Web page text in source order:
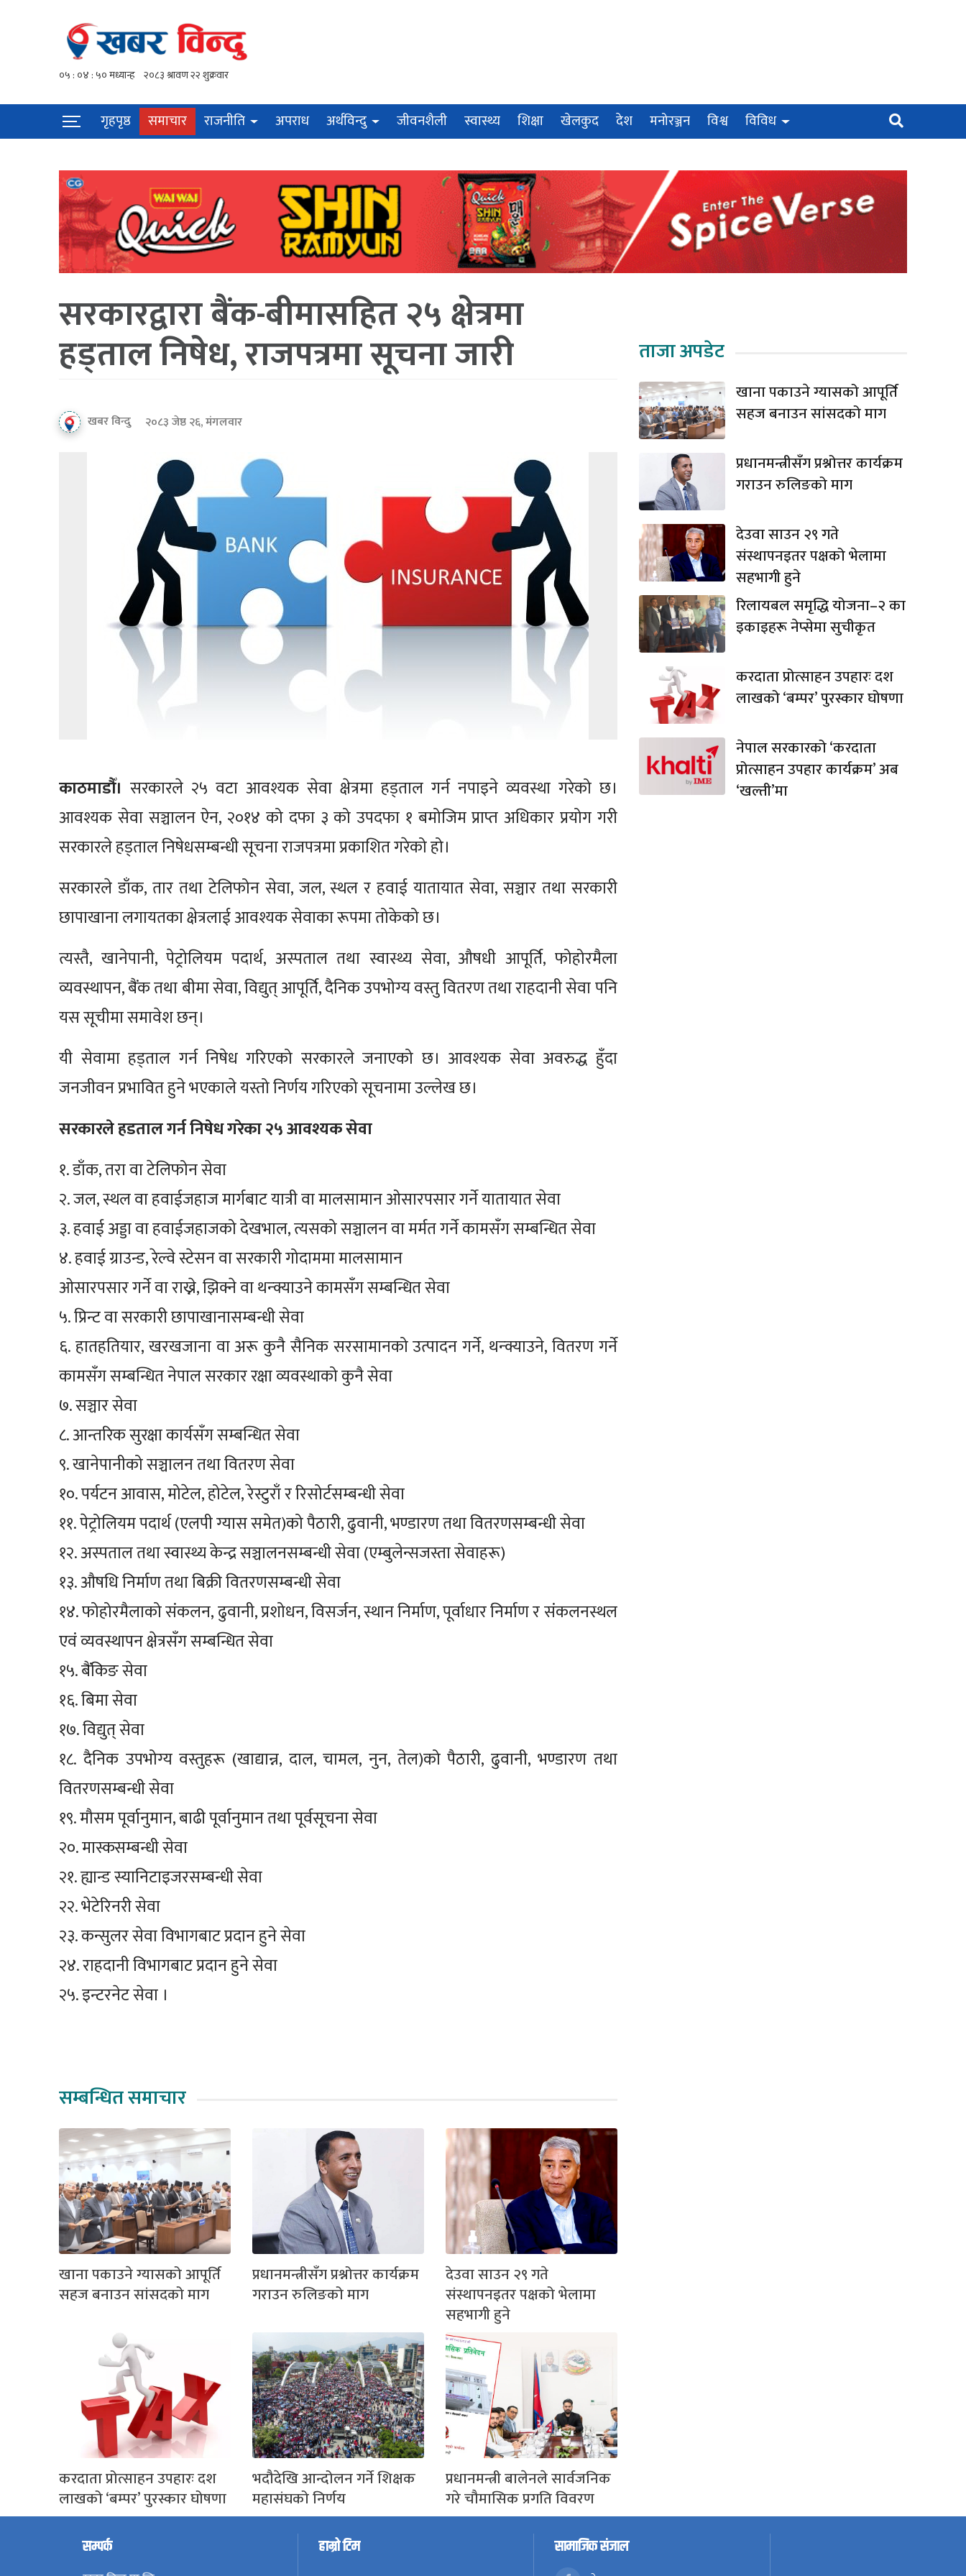
गृहपृष्ठ समाचार राजनीति अपराध अर्थविन्दु जीवनशैली स्वास्थ्य शिक्षा खेलकुद देश मनोरञ्जन विश्व विविध
सरकारद्वारा बैंक-बीमासहित २५ क्षेत्रमा
हड्ताल निषेध, राजपत्रमा सूचना जारी
खबर विन्दु २०८३ जेष्ठ २६, मंगलवार
काठमाडौँ। सरकारले २५ वटा आवश्यक सेवा क्षेत्रमा हड्ताल गर्न नपाइने व्यवस्था गरेको छ।
आवश्यक सेवा सञ्चालन ऐन, २०१४ को दफा ३ को उपदफा १ बमोजिम प्राप्त अधिकार प्रयोग गरी
सरकारले हड्ताल निषेधसम्बन्धी सूचना राजपत्रमा प्रकाशित गरेको हो।
सरकारले डाँक, तार तथा टेलिफोन सेवा, जल, स्थल र हवाई यातायात सेवा, सञ्चार तथा सरकारी
छापाखाना लगायतका क्षेत्रलाई आवश्यक सेवाका रूपमा तोकेको छ।
त्यस्तै, खानेपानी, पेट्रोलियम पदार्थ, अस्पताल तथा स्वास्थ्य सेवा, औषधी आपूर्ति, फोहोरमैला
व्यवस्थापन, बैंक तथा बीमा सेवा, विद्युत् आपूर्ति, दैनिक उपभोग्य वस्तु वितरण तथा राहदानी सेवा पनि
यस सूचीमा समावेश छन्।
यी सेवामा हड्ताल गर्न निषेध गरिएको सरकारले जनाएको छ। आवश्यक सेवा अवरुद्ध हुँदा
जनजीवन प्रभावित हुने भएकाले यस्तो निर्णय गरिएको सूचनामा उल्लेख छ।
सरकारले हडताल गर्न निषेध गरेका २५ आवश्यक सेवा
१. डाँक, तरा वा टेलिफोन सेवा
२. जल, स्थल वा हवाईजहाज मार्गबाट यात्री वा मालसामान ओसारपसार गर्ने यातायात सेवा
३. हवाई अड्डा वा हवाईजहाजको देखभाल, त्यसको सञ्चालन वा मर्मत गर्ने कामसँग सम्बन्धित सेवा
४. हवाई ग्राउन्ड, रेल्वे स्टेसन वा सरकारी गोदाममा मालसामान
ओसारपसार गर्ने वा राख्ने, झिक्ने वा थन्क्याउने कामसँग सम्बन्धित सेवा
५. प्रिन्ट वा सरकारी छापाखानासम्बन्धी सेवा
६. हातहतियार, खरखजाना वा अरू कुनै सैनिक सरसामानको उत्पादन गर्ने, थन्क्याउने, वितरण गर्ने
कामसँग सम्बन्धित नेपाल सरकार रक्षा व्यवस्थाको कुनै सेवा
७. सञ्चार सेवा
८. आन्तरिक सुरक्षा कार्यसँग सम्बन्धित सेवा
९. खानेपानीको सञ्चालन तथा वितरण सेवा
१०. पर्यटन आवास, मोटेल, होटेल, रेस्टुराँ र रिसोर्टसम्बन्धी सेवा
११. पेट्रोलियम पदार्थ (एलपी ग्यास समेत)को पैठारी, ढुवानी, भण्डारण तथा वितरणसम्बन्धी सेवा
१२. अस्पताल तथा स्वास्थ्य केन्द्र सञ्चालनसम्बन्धी सेवा (एम्बुलेन्सजस्ता सेवाहरू)
१३. औषधि निर्माण तथा बिक्री वितरणसम्बन्धी सेवा
१४. फोहोरमैलाको संकलन, ढुवानी, प्रशोधन, विसर्जन, स्थान निर्माण, पूर्वाधार निर्माण र संकलनस्थल
एवं व्यवस्थापन क्षेत्रसँग सम्बन्धित सेवा
१५. बैंकिङ सेवा
१६. बिमा सेवा
१७. विद्युत् सेवा
१८. दैनिक उपभोग्य वस्तुहरू (खाद्यान्न, दाल, चामल, नुन, तेल)को पैठारी, ढुवानी, भण्डारण तथा
वितरणसम्बन्धी सेवा
१९. मौसम पूर्वानुमान, बाढी पूर्वानुमान तथा पूर्वसूचना सेवा
२०. मास्कसम्बन्धी सेवा
२१. ह्यान्ड स्यानिटाइजरसम्बन्धी सेवा
२२. भेटेरिनरी सेवा
२३. कन्सुलर सेवा विभागबाट प्रदान हुने सेवा
२४. राहदानी विभागबाट प्रदान हुने सेवा
२५. इन्टरनेट सेवा ।
सम्बन्धित समाचार
खाना पकाउने ग्यासको आपूर्ति
सहज बनाउन सांसदको माग
प्रधानमन्त्रीसँग प्रश्नोत्तर कार्यक्रम
गराउन रुलिङको माग
देउवा साउन २९ गते
संस्थापनइतर पक्षको भेलामा
सहभागी हुने
करदाता प्रोत्साहन उपहारः दश
लाखको ‘बम्पर’ पुरस्कार घोषणा
भदौदेखि आन्दोलन गर्ने शिक्षक
महासंघको निर्णय
प्रधानमन्त्री बालेनले सार्वजनिक
गरे चौमासिक प्रगति विवरण
ताजा अपडेट
खाना पकाउने ग्यासको आपूर्ति
सहज बनाउन सांसदको माग
प्रधानमन्त्रीसँग प्रश्नोत्तर कार्यक्रम
गराउन रुलिङको माग
देउवा साउन २९ गते
संस्थापनइतर पक्षको भेलामा
सहभागी हुने
रिलायबल समृद्धि योजना–२ का
इकाइहरू नेप्सेमा सुचीकृत
करदाता प्रोत्साहन उपहारः दश
लाखको ‘बम्पर’ पुरस्कार घोषणा
नेपाल सरकारको ‘करदाता
प्रोत्साहन उपहार कार्यक्रम’ अब
‘खल्ती’मा
सम्पर्क हाम्रो टिम सामाजिक संजाल